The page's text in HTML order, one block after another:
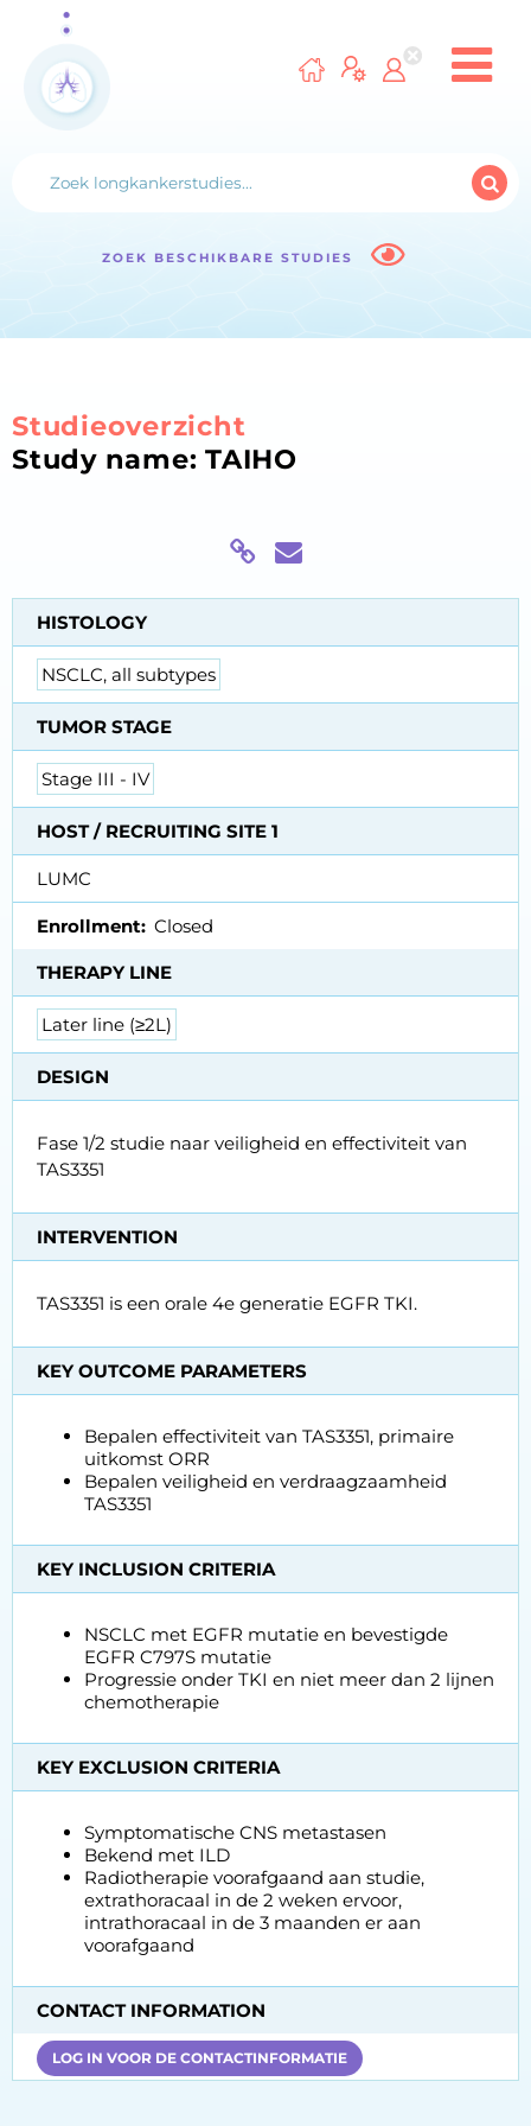
ZOEK BESCHIKBARE STUDIES
Studieoverzicht
Study name: TAIHO
HISTOLOGY
NSCLC, all subtypes
TUMOR STAGE
Stage III - IV
HOST / RECRUITING SITE 1
LUMC
Enrollment Closed
THERAPY LINE
Later line (≥2L)
DESIGN
Fase 1/2 studie naar veiligheid en effectiviteit van
TAS3351
INTERVENTION
TAS3351 is een orale 4e generatie EGFR TKI.
KEY OUTCOME PARAMETERS
Bepalen effectiviteit van TAS3351, primaire
uitkomst ORR
Bepalen veiligheid en verdraagzaamheid
TAS3351
KEY INCLUSION CRITERIA
NSCLC met EGFR mutatie en bevestigde
EGFR C797S mutatie
Progressie onder TKI en niet meer dan 2 lijnen
chemotherapie
KEY EXCLUSION CRITERIA
Symptomatische CNS metastasen
Bekend met ILD
Radiotherapie voorafgaand aan studie,
extrathoracaal in de 2 weken ervoor,
intrathoracaal in de 3 maanden er aan
voorafgaand
CONTACT INFORMATION
LOG IN VOOR DE CONTACTINFORMATIE